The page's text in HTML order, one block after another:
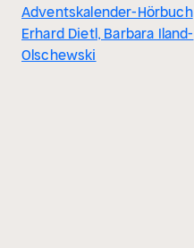
Adventskalender-Hörbuch
Erhard Dietl, Barbara Iland-
Olschewski